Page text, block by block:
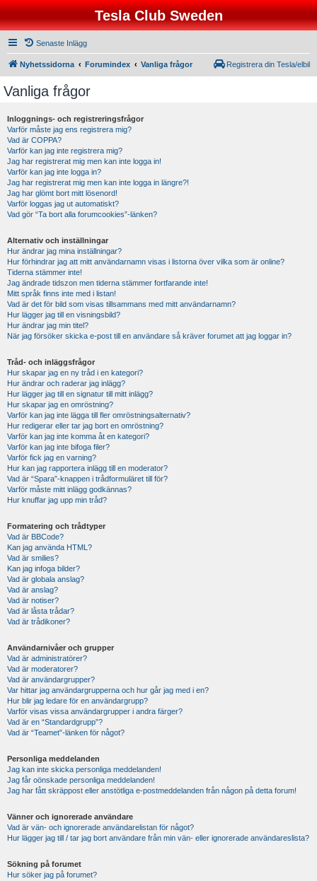
Tesla Club Sweden
Senaste Inlägg
Nyhetssidorna Forumindex Vanliga frågor Registrera din Tesla/elbil
Vanliga frågor
Inloggnings- och registreringsfrågor
Varför måste jag ens registrera mig?
Vad är COPPA?
Varför kan jag inte registrera mig?
Jag har registrerat mig men kan inte logga in!
Varför kan jag inte logga in?
Jag har registrerat mig men kan inte logga in längre?!
Jag har glömt bort mitt lösenord!
Varför loggas jag ut automatiskt?
Vad gör “Ta bort alla forumcookies”-länken?
Alternativ och inställningar
Hur ändrar jag mina inställningar?
Hur förhindrar jag att mitt användarnamn visas i listorna över vilka som är online?
Tiderna stämmer inte!
Jag ändrade tidszon men tiderna stämmer fortfarande inte!
Mitt språk finns inte med i listan!
Vad är det för bild som visas tillsammans med mitt användarnamn?
Hur lägger jag till en visningsbild?
Hur ändrar jag min titel?
När jag försöker skicka e-post till en användare så kräver forumet att jag loggar in?
Tråd- och inläggsfrågor
Hur skapar jag en ny tråd i en kategori?
Hur ändrar och raderar jag inlägg?
Hur lägger jag till en signatur till mitt inlägg?
Hur skapar jag en omröstning?
Varför kan jag inte lägga till fler omröstningsalternativ?
Hur redigerar eller tar jag bort en omröstning?
Varför kan jag inte komma åt en kategori?
Varför kan jag inte bifoga filer?
Varför fick jag en varning?
Hur kan jag rapportera inlägg till en moderator?
Vad är “Spara”-knappen i trådformuläret till för?
Varför måste mitt inlägg godkännas?
Hur knuffar jag upp min tråd?
Formatering och trådtyper
Vad är BBCode?
Kan jag använda HTML?
Vad är smilies?
Kan jag infoga bilder?
Vad är globala anslag?
Vad är anslag?
Vad är notiser?
Vad är låsta trådar?
Vad är trådikoner?
Användarnivåer och grupper
Vad är administratörer?
Vad är moderatorer?
Vad är användargrupper?
Var hittar jag användargrupperna och hur går jag med i en?
Hur blir jag ledare för en användargrupp?
Varför visas vissa användargrupper i andra färger?
Vad är en “Standardgrupp”?
Vad är “Teamet”-länken för något?
Personliga meddelanden
Jag kan inte skicka personliga meddelanden!
Jag får oönskade personliga meddelanden!
Jag har fått skräppost eller anstötliga e-postmeddelanden från någon på detta forum!
Vänner och ignorerade användare
Vad är vän- och ignorerade användarelistan för något?
Hur lägger jag till / tar jag bort användare från min vän- eller ignorerade användareslista?
Sökning på forumet
Hur söker jag på forumet?